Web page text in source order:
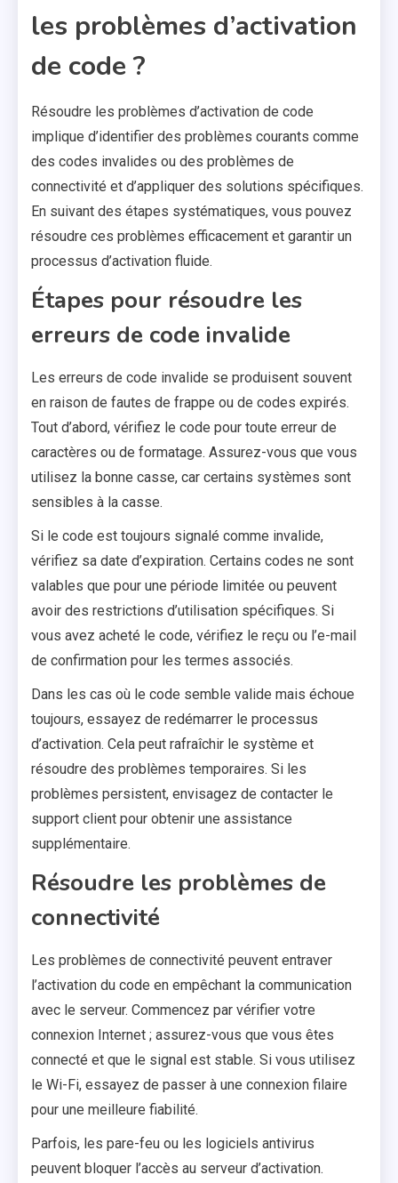
les problèmes d’activation
de code ?
Résoudre les problèmes d’activation de code
implique d’identifier des problèmes courants comme
des codes invalides ou des problèmes de
connectivité et d’appliquer des solutions spécifiques.
En suivant des étapes systématiques, vous pouvez
résoudre ces problèmes efficacement et garantir un
processus d’activation fluide.
Étapes pour résoudre les
erreurs de code invalide
Les erreurs de code invalide se produisent souvent
en raison de fautes de frappe ou de codes expirés.
Tout d’abord, vérifiez le code pour toute erreur de
caractères ou de formatage. Assurez-vous que vous
utilisez la bonne casse, car certains systèmes sont
sensibles à la casse.
Si le code est toujours signalé comme invalide,
vérifiez sa date d’expiration. Certains codes ne sont
valables que pour une période limitée ou peuvent
avoir des restrictions d’utilisation spécifiques. Si
vous avez acheté le code, vérifiez le reçu ou l’e-mail
de confirmation pour les termes associés.
Dans les cas où le code semble valide mais échoue
toujours, essayez de redémarrer le processus
d’activation. Cela peut rafraîchir le système et
résoudre des problèmes temporaires. Si les
problèmes persistent, envisagez de contacter le
support client pour obtenir une assistance
supplémentaire.
Résoudre les problèmes de
connectivité
Les problèmes de connectivité peuvent entraver
l’activation du code en empêchant la communication
avec le serveur. Commencez par vérifier votre
connexion Internet ; assurez-vous que vous êtes
connecté et que le signal est stable. Si vous utilisez
le Wi-Fi, essayez de passer à une connexion filaire
pour une meilleure fiabilité.
Parfois, les pare-feu ou les logiciels antivirus
peuvent bloquer l’accès au serveur d’activation.